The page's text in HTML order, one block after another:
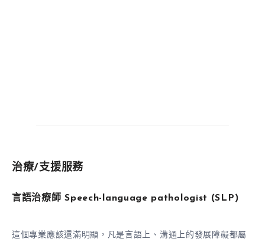
治療/支援服務
言語治療師 Speech-language pathologist (SLP)
這個專業應該還滿明顯，凡是言語上、溝通上的發展障礙都屬